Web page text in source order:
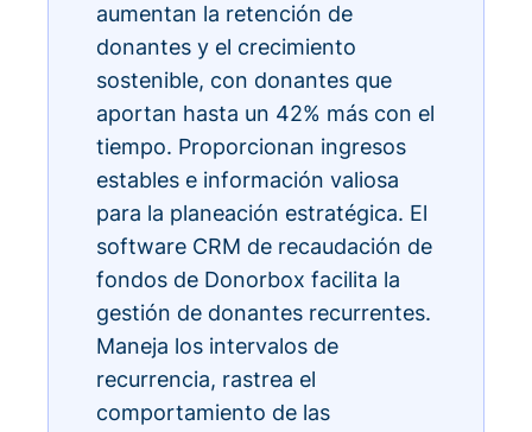
aumentan la retención de
donantes y el crecimiento
sostenible, con donantes que
aportan hasta un 42% más con el
tiempo. Proporcionan ingresos
estables e información valiosa
para la planeación estratégica. El
software CRM de recaudación de
fondos de Donorbox facilita la
gestión de donantes recurrentes.
Maneja los intervalos de
recurrencia, rastrea el
comportamiento de las